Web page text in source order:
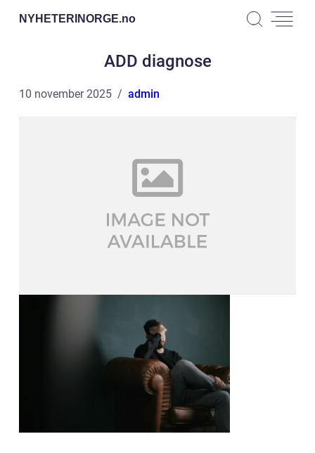
NYHETERINORGE.no
ADD diagnose
10 november 2025 admin